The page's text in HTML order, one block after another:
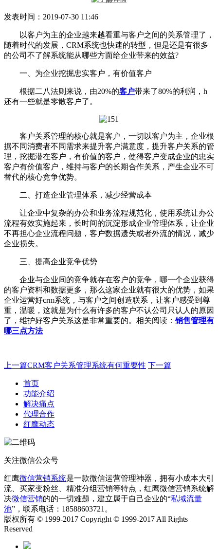
发表时间：2019-07-30 11:46
以客户为主的企业越来越看重与客户之间的关系管理了，
随着时代的发展，CRM系统也快速的转型，但是还是有很多
的公司不了解系统能从哪些方面给企业带来的效益?
一、为企业挖掘忠实客户，有价值客户
根据二八法则来说，由20%的客户带来了80%的利润，h
还有一些就是零散客户了。
客户关系管理的核心就是客户，一切以客户为主，企业根
据不同消费者不同需求来提升客户满意度，提升客户关系的管
理，挖掘潜在客户，有价值的客户，使得客户变成企业的忠实
客户有价值客户，维持与客户的长期合作关系，产生企业不可
替代的核心竞争优势。
二、打造企业管理体系，减少经营成本
让企业中复杂的办公和业务流程规范化，使用系统让办公
流程有效实施起来，长时间的沉淀形成企业管理体系，让企业
不再担心企业流程问题，客户数据遗失或者外流的情况，减少
企业损失。
三、提高企业竞争优势
企业与企业间的竞争就存在客户的竞争，哪一个企业获得
的客户资料和数据更多，那么这家企业就有很大的优势，如果
企业运营好crm系统，与客户之间创造联系，让客户感受到尊
重，温暖，这就是为什么有许多的客户不认公司只认人的原因
了，维护好客户关系这是非常重要的。相关阅读：销售管理有
哪三点方法
上一篇CRM客户关系管理系统有何重要性 下一篇
首页
功能介绍
解决痛点
代理合作
红鹰动态
关注微信公众号
红鹰微信营销系统是一款微信运营管理神器，拥有小成本大引
流、买家变粉丝、精准分组营销等特点，红鹰微信营销系统解
决微信营销的的一切难题，建立属于自己企业的“私域流量
池”，联系电话：18588603721。
版权所有 © 1999-2017 Copyright © 1999-2017 All Rights
Reserved